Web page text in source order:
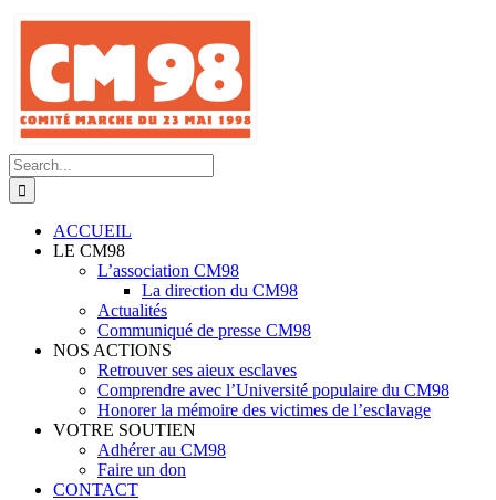
Skip
content
Search
for:
ACCUEIL
LE CM98
L’association CM98
La direction du CM98
Actualités
Communiqué de presse CM98
NOS ACTIONS
Retrouver ses aieux esclaves
Comprendre avec l’Université populaire du CM98
Honorer la mémoire des victimes de l’esclavage
VOTRE SOUTIEN
Adhérer au CM98
Faire un don
CONTACT